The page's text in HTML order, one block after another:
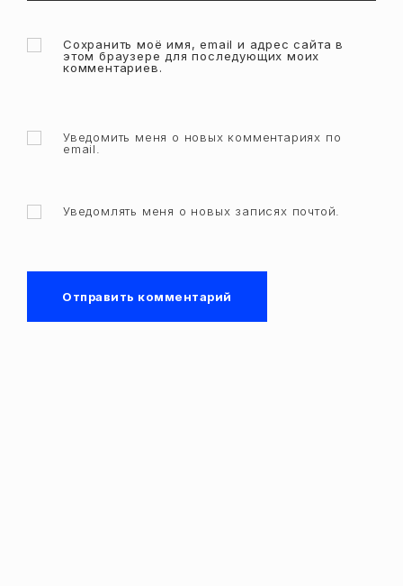
Сохранить моё имя, email и адрес сайта в
этом браузере для последующих моих
комментариев.
Уведомить меня о новых комментариях по
email.
Уведомлять меня о новых записях почтой.